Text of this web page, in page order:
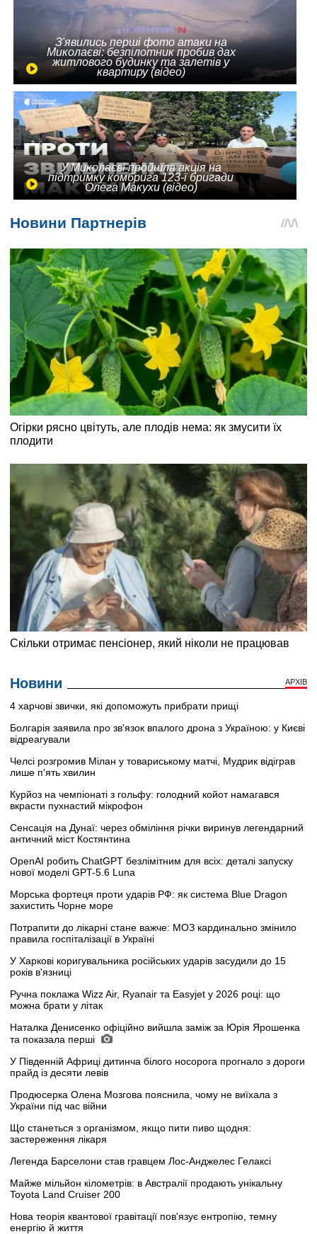
З'явились перші фото атаки на
Миколаєві: безпілотник пробив дах
житлового будинку та залетів у
квартиру (відео)
У Миколаєві пройшла акція на
підтримку комбрига 123-ї бригади
Олега Макухи (відео)
Новини АРХІВ
4 харчові звички, які допоможуть прибрати прищі
Болгарія заявила про зв'язок впалого дрона з Україною: у Києві
відреагували
Челсі розгромив Мілан у товариському матчі, Мудрик відіграв
лише п'ять хвилин
Курйоз на чемпіонаті з гольфу: голодний койот намагався
вкрасти пухнастий мікрофон
Сенсація на Дунаї: через обміління річки виринув легендарний
античний міст Костянтина
OpenAI робить ChatGPT безлімітним для всіх: деталі запуску
нової моделі GPT-5.6 Luna
Морська фортеця проти ударів РФ: як система Blue Dragon
захистить Чорне море
Потрапити до лікарні стане важче: МОЗ кардинально змінило
правила госпіталізації в Україні
У Харкові коригувальника російських ударів засудили до 15
років в'язниці
Ручна поклажа Wizz Air, Ryanair та Easyjet у 2026 році: що
можна брати у літак
Наталка Денисенко офіційно вийшла заміж за Юрія Ярошенка
та показала перші
У Південній Африці дитинча білого носорога прогнало з дороги
прайд із десяти левів
Продюсерка Олена Мозгова пояснила, чому не виїхала з
України під час війни
Що станеться з організмом, якщо пити пиво щодня:
застереження лікаря
Легенда Барселони став гравцем Лос-Анджелес Гелаксі
Майже мільйон кілометрів: в Австралії продають унікальну
Toyota Land Cruiser 200
Нова теорія квантової гравітації пов'язує ентропію, темну
енергію й життя